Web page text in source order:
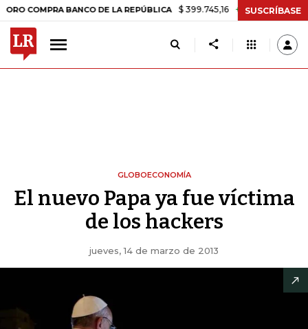
BANCO DE LA REPÚBLICA $ 399.745,16 +$ 2.295,71 +0,58%
SUSCRÍBASE
GLOBOECONOMÍA
El nuevo Papa ya fue víctima
de los hackers
jueves, 14 de marzo de 2013